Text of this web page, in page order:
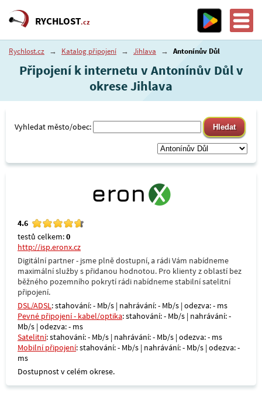
RYCHLOST.cz
Rychlost.cz → Katalog připojení → Jihlava → Antonínův Důl
Připojení k internetu v Antonínův Důl v
okrese Jihlava
Vyhledat město/obec:
4.6
testů celkem:0
http://isp.eronx.cz
Digitální partner - jsme plně dostupní, a rádi Vám nabídneme
maximální služby s přidanou hodnotou. Pro klienty z oblastí bez
běžného pozemního pokrytí rádi nabídneme stabilní satelitní
připojení.
DSL/ADSL: stahování: - Mb/s | nahrávání: - Mb/s | odezva: - ms
Pevné připojení - kabel/optika: stahování: - Mb/s | nahrávání: -
Mb/s | odezva: - ms
Satelitní: stahování: - Mb/s | nahrávání: - Mb/s | odezva: - ms
Mobilní připojení: stahování: - Mb/s | nahrávání: - Mb/s | odezva: -
ms
Dostupnost v celém okrese.